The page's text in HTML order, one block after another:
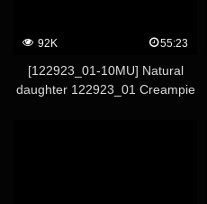
92K 55:23
[122923_01-10MU] Natural
daughter 122923_01 Creampie